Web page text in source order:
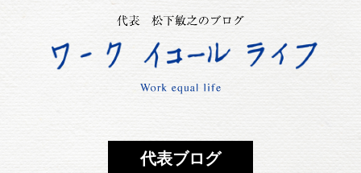
代表ブログ